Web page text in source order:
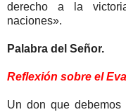
derecho a la
naciones».
Palabra del Señor.
Reflexión sobre el
Un don que